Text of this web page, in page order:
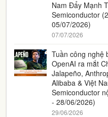
Nam Đẩy Mạnh
Semiconductor
05/07/2026)
07/07/2026
Tuần công nghệ
OpenAI ra mắt
Jalapeño,
Alibaba & Việt
Semiconductor
- 28/06/2026)
29/06/2026